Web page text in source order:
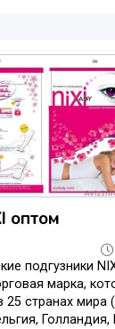
оптом
подгузники
марка,
25 странах мира